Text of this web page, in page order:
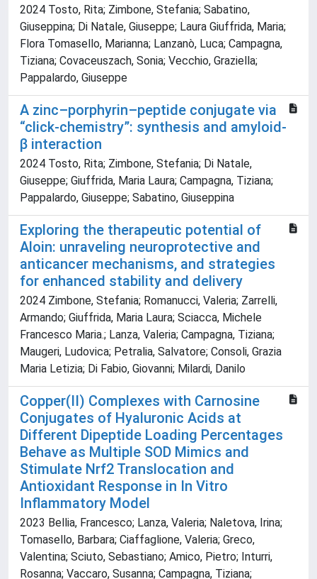
2024 Tosto, Rita; Zimbone, Stefania; Sabatino,
Giuseppina; Di Natale, Giuseppe; Laura Giuffrida, Maria;
Flora Tomasello, Marianna; Lanzanò, Luca; Campagna,
Tiziana; Covaceuszach, Sonia; Vecchio, Graziella;
Pappalardo, Giuseppe
A zinc–porphyrin–peptide conjugate via
“click-chemistry”: synthesis and amyloid-
β interaction
2024 Tosto, Rita; Zimbone, Stefania; Di Natale,
Giuseppe; Giuffrida, Maria Laura; Campagna, Tiziana;
Pappalardo, Giuseppe; Sabatino, Giuseppina
Exploring the therapeutic potential of
Aloin: unraveling neuroprotective and
anticancer mechanisms, and strategies
for enhanced stability and delivery
2024 Zimbone, Stefania; Romanucci, Valeria; Zarrelli,
Armando; Giuffrida, Maria Laura; Sciacca, Michele
Francesco Maria.; Lanza, Valeria; Campagna, Tiziana;
Maugeri, Ludovica; Petralia, Salvatore; Consoli, Grazia
Maria Letizia; Di Fabio, Giovanni; Milardi, Danilo
Copper(II) Complexes with Carnosine
Conjugates of Hyaluronic Acids at
Different Dipeptide Loading Percentages
Behave as Multiple SOD Mimics and
Stimulate Nrf2 Translocation and
Antioxidant Response in In Vitro
Inflammatory Model
2023 Bellia, Francesco; Lanza, Valeria; Naletova, Irina;
Tomasello, Barbara; Ciaffaglione, Valeria; Greco,
Valentina; Sciuto, Sebastiano; Amico, Pietro; Inturri,
Rosanna; Vaccaro, Susanna; Campagna, Tiziana;